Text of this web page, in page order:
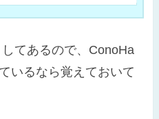
てあるので、ConoHa
いるなら覚えておいて